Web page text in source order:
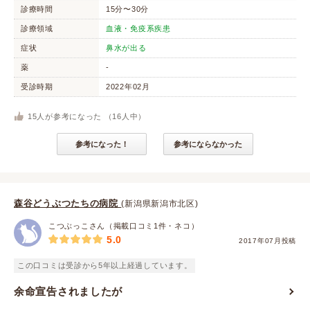
診療時間 15分〜30分
診療領域 血液・免疫系疾患
症状 鼻水が出る
薬 -
受診時期 2022年02月
15 人が参考になった （ 16 人中）
参考になった！ 参考にならなかった
森谷どうぶつたちの病院(新潟県新潟市北区)
こつぶっこさん（掲載口コミ1件・ネコ）
2017年07月投稿
5.0
この口コミは受診から5年以上経過しています。
余命宣告されましたが